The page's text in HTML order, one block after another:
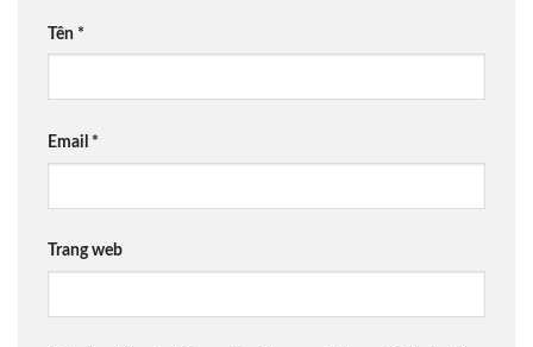
Tên *
Email *
Trang web